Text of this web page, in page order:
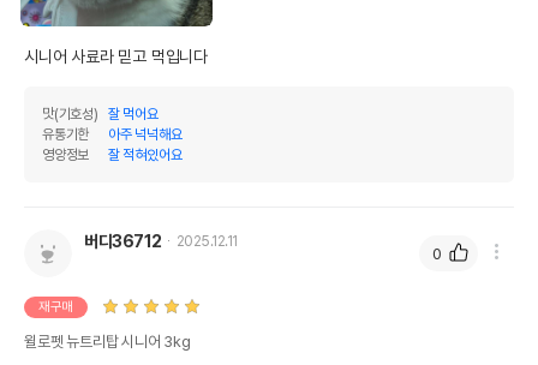
시니어 사료라 믿고 먹입니다
맛(기호성)
잘 먹어요
유통기한
아주 넉넉해요
영양정보
잘 적혀있어요
버디36712 2025.12.11
재구매
윌로펫 뉴트리탑 시니어 3kg
0